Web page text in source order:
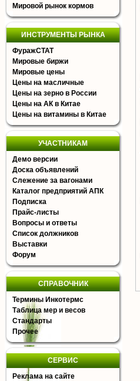
Мировой рынок кормов
ИНСТРУМЕНТЫ РЫНКА
ФуражСТАТ
Мировые биржи
Мировые цены
Цены на масличные
Цены на зерно в России
Цены на АК в Китае
Цены на витамины в Китае
УЧАСТНИКАМ
Демо версии
Доска объявлений
Слежение за вагонами
Каталог предприятий АПК
Подписка
Прайс-листы
Вопросы и ответы
Список должников
Выставки
Форум
СПРАВОЧНИК
Термины Инкотермс
Таблица мер и весов
Стандарты
Прочее
СЕРВИС
Реклама на сайте